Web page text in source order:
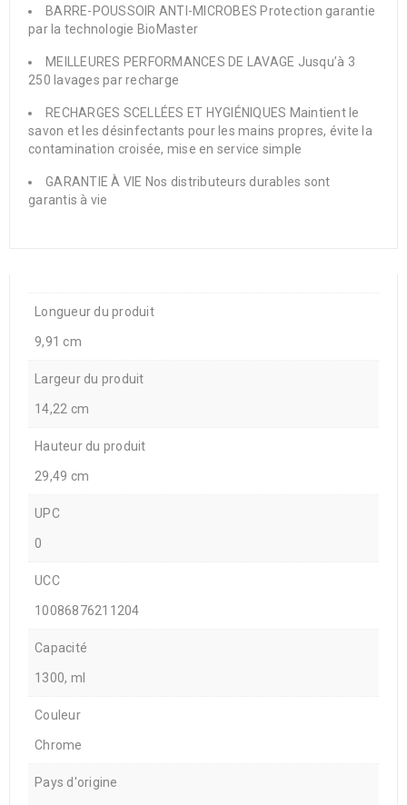
BARRE-POUSSOIR ANTI-MICROBES Protection garantie
par la technologie BioMaster
MEILLEURES PERFORMANCES DE LAVAGE Jusqu’à 3
250 lavages par recharge
RECHARGES SCELLÉES ET HYGIÉNIQUES Maintient le
savon et les désinfectants pour les mains propres, évite la
contamination croisée, mise en service simple
GARANTIE À VIE Nos distributeurs durables sont
garantis à vie
Longueur du produit
9,91 cm
Largeur du produit
14,22 cm
Hauteur du produit
29,49 cm
UPC
0
UCC
10086876211204
Capacité
1300, ml
Couleur
Chrome
Pays d'origine